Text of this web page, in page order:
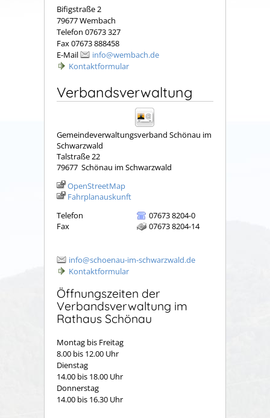
Bifigstraße 2
79677 Wembach
Telefon 07673 327
Fax 07673 888458
E-Mail
info@wembach.de
Kontaktformular
Verbandsverwaltung
Gemeindeverwaltungsverband Schönau im
Schwarzwald
Talstraße 22
79677 Schönau im Schwarzwald
OpenStreetMap
Fahrplanauskunft
Telefon
07673 8204-0
Fax
07673 8204-14
info@schoenau-im-schwarzwald.de
Kontaktformular
Öffnungszeiten der
Verbandsverwaltung im
Rathaus Schönau
Montag bis Freitag
8.00 bis 12.00 Uhr
Dienstag
14.00 bis 18.00 Uhr
Donnerstag
14.00 bis 16.30 Uhr